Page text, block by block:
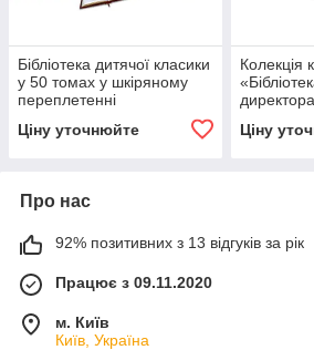
Бібліотека дитячої класики
у 50 томах у шкіряному
переплетенні
Ціну уточнюйте
Колекція
Ціну
Про нас
92% позитивних з 13 відгуків за рік
Працює з 09.11.2020
м. Київ
Київ, Україна